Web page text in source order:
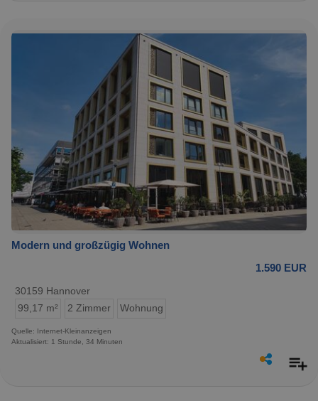
Modern und großzügig Wohnen
1.590 EUR
30159 Hannover
99,17 m²
2 Zimmer Wohnung
Quelle: Internet-Kleinanzeigen
Aktualisiert: 1 Stunde, 34 Minuten